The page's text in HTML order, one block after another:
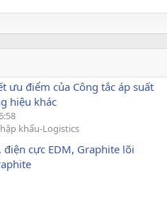
ưu điểm của Công tắc áp suất
hiệu khác
khẩu-Logistics
điện cực EDM, Graphite lõi